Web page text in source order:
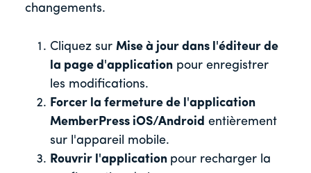
changements.
Cliquez sur Mise à jour dans l'éditeur de
la page d'application pour enregistrer
les modifications.
Forcer la fermeture de l'application
MemberPress iOS/Android entièrement
sur l'appareil mobile.
Rouvrir l'application pour recharger la